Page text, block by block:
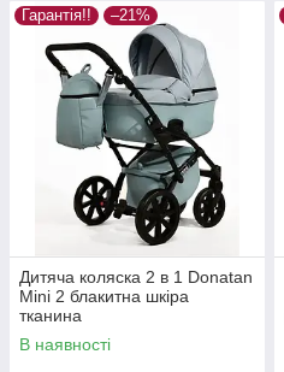
Гарантія!! –21%
Дитяча коляска 2 в 1 Donatan
Mini 2 блакитна шкіра
тканина
В наявності